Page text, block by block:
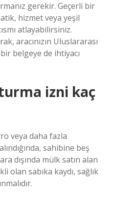
gerekir. Geçerli bir
hizmet veya yeşil
atlayabilirsiniz.
aracınızın Uluslararası
belgeye de ihtiyacı
izni kaç
veya daha fazla
sahibine beş
dışında mülk satın alan
olan sabıka kaydı, sağlık